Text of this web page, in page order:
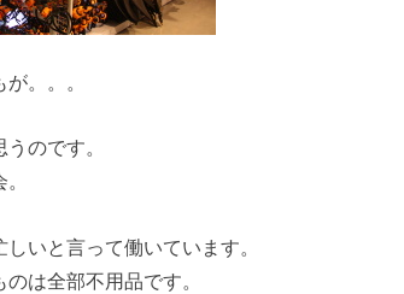
。。。
のです。
いと言って働いています。
は全部不用品です。